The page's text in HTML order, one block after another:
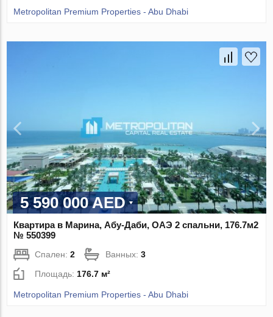
Metropolitan Premium Properties - Abu Dhabi
5 590 000 AED
Квартира в Марина, Абу-Даби, ОАЭ 2 спальни, 176.7м2
№ 550399
Спален:2 Ванных:3
Площадь:176.7 м²
Metropolitan Premium Properties - Abu Dhabi